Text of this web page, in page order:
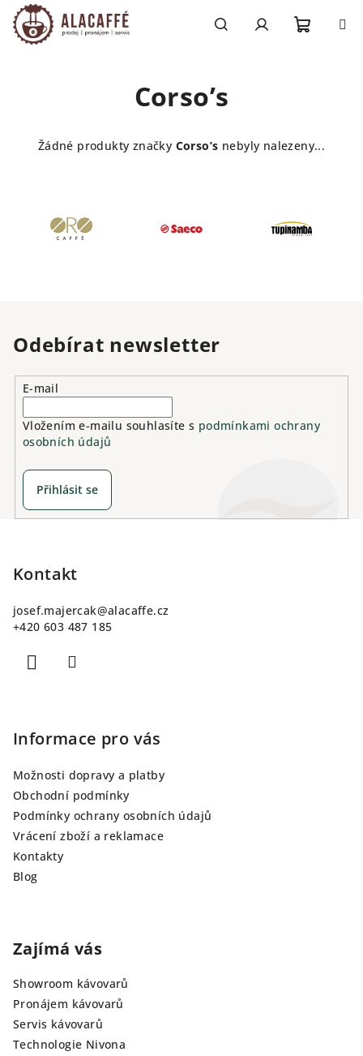
Přejít
na
obsah
Corso’s
Žádné produkty značky Corso’s nebyly nalezeny...
Odebírat newsletter
E-mail
Vložením e-mailu souhlasíte s podmínkami ochrany
osobních údajů
Přihlásit se
Kontakt
josef.majercak@alacaffe.cz
+420 603 487 185
Informace pro vás
Možnosti dopravy a platby
Obchodní podmínky
Podmínky ochrany osobních údajů
Vrácení zboží a reklamace
Kontakty
Blog
Zajímá vás
Showroom kávovarů
Pronájem kávovarů
Servis kávovarů
Technologie Nivona